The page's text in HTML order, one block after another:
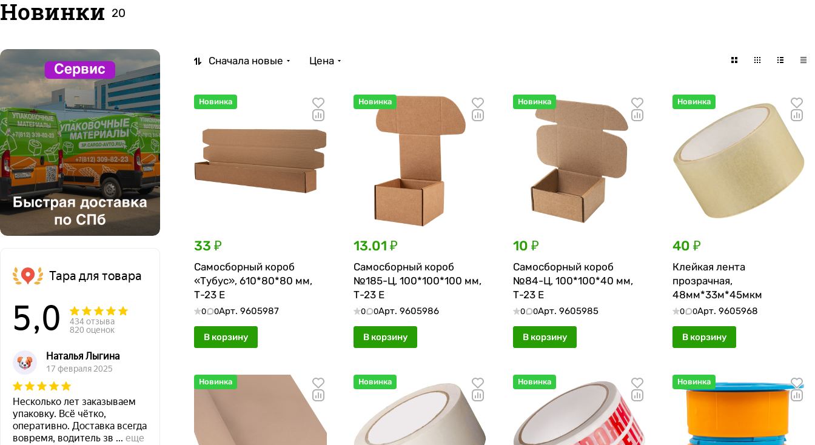
Новинки 20
Сначала новые Цена
Новинка
33 ₽
Самосборный короб
«Тубус», 610*80*80 мм,
Т-23 Е
0 0Арт. 9605987
В корзину
Новинка
13.01 ₽
Самосборный короб
№185-Ц, 100*100*100 мм,
Т-23 Е
0 0Арт. 9605986
В корзину
Новинка
10 ₽
Самосборный короб
№84-Ц, 100*100*40 мм,
Т-23 Е
0 0Арт. 9605985
В корзину
Новинка
40 ₽
Клейкая лента
прозрачная,
48мм*33м*45мкм
0 0Арт. 9605968
В корзину
Новинка Новинка Новинка Новинка
Тара для товара
5,0
434 отзыва
820 оценок
Наталья Лыгина
17 февраля 2025
Несколько лет заказываем
упаковку. Всё чётко,
оперативно. Доставка всегда
вовремя, водитель зв ... еще